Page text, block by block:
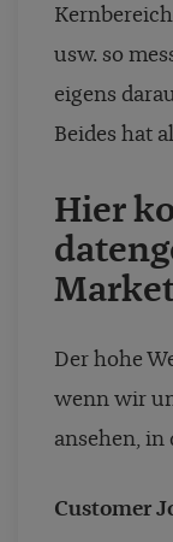
usw. so
eigens
Beides hat
Hier
Der hohe
wenn wir
ansehen, in
Customer